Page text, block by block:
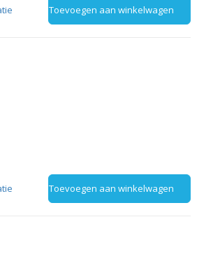
Toevoegen aan winkelwagen
Toevoegen aan winkelwagen